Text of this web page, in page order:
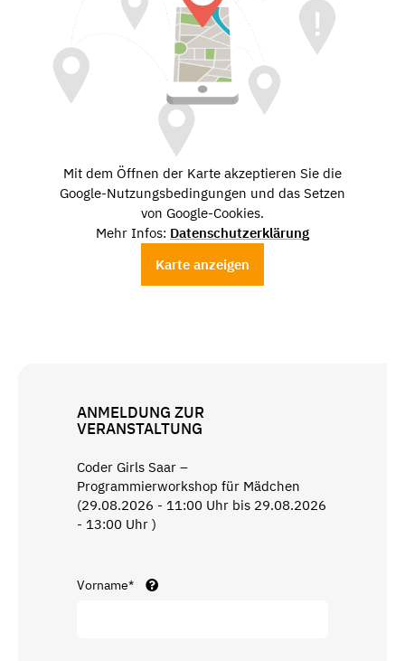
Mit dem Öffnen der Karte akzeptieren Sie die
Google-Nutzungsbedingungen und das Setzen
von Google-Cookies.
Mehr Infos: Datenschutzerklärung
Karte anzeigen
ANMELDUNG ZUR
VERANSTALTUNG
Coder Girls Saar –
Programmierworkshop für Mädchen
(29.08.2026 - 11:00 Uhr bis 29.08.2026
- 13:00 Uhr )
Vorname*